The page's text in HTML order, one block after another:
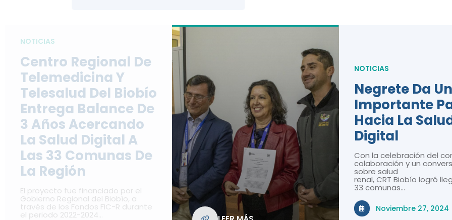
NOTICIAS
Centro Regional De
Telemedicina Y
Telesalud Del Biobío
Entrega Balance De
3 Años Acercando
La Salud Digital A
Las 33 Comunas De
La Región
El proyecto fue financiado por el
Gobierno Regional del Biobío, a
través de los Fondos FIC-R durante
el periodo 2022-2024…
NOTICIAS
Negrete Da Un
Importante
Hacia La
Digital
Con la celebración del
colaboración y un
sobre salud
renal, CRT Biobío logró
33 comunas…
Noviembre 27, 2024